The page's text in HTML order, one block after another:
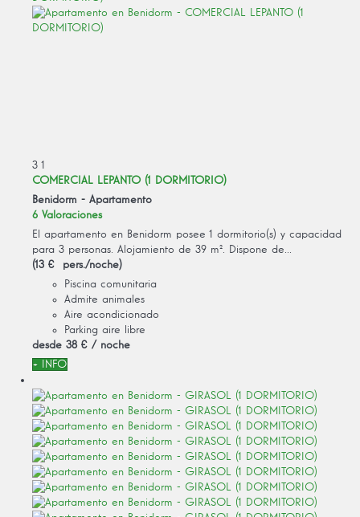
3 1
COMERCIAL LEPANTO (1 DORMITORIO)
Benidorm - Apartamento
6 Valoraciones
El apartamento en Benidorm posee 1 dormitorio(s) y capacidad
para 3 personas. Alojamiento de 39 m². Dispone de...
(13 € pers./noche)
Piscina comunitaria
Admite animales
Aire acondicionado
Parking aire libre
desde 38 € / noche
+ INFO